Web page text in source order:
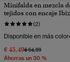
Minifalda en mezcla
tejidos con encaje
(2)
Disponible en más
€ 45,49Precio rebajado de
€ 64,99a
Ahorras un 30 %